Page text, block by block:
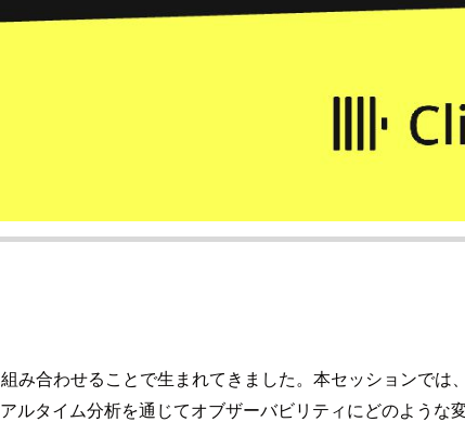
合わせることで生まれてきました。本セッションでは
タイム分析を通じてオブザーバビリティにどのような